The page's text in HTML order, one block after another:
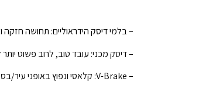
– בלמי דיסק הידראוליים: תחושה חזקה
– דיסק מכני: עובד טוב, לרוב פשוט
– V-Brake: קלאסי ונפוץ באופני עיר/בסיס, עושה עבודה טובה לרכיבות רגועות